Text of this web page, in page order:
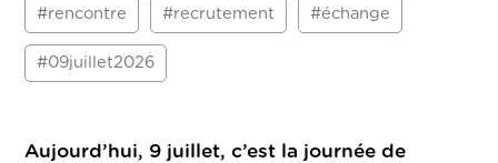
#rencontre #recrutement #échange
#09juillet2026
Aujourd’hui, 9 juillet, c’est la journée de